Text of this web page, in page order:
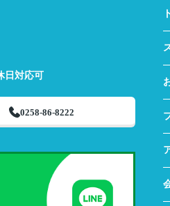
日対応可
0258-86-8222